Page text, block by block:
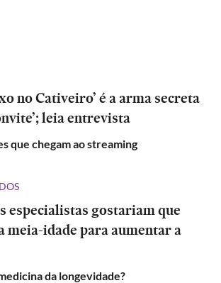
no Cativeiro’ é a arma secreta
leia entrevista
que chegam ao streaming
especialistas gostariam que
meia-idade para aumentar a
da longevidade?